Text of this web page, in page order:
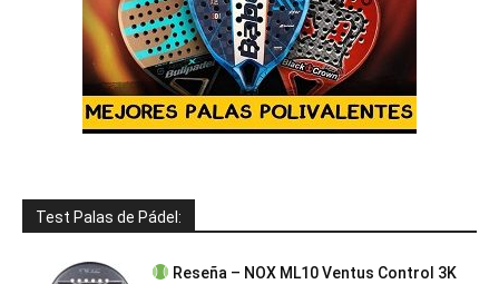
Test Palas de Pádel:
Reseña – NOX ML10 Ventus Control 3K